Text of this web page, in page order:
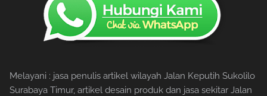
Melayani : jasa penulis artikel wilayah Jalan Keputih Sukolilo
Surabaya Timur, artikel desain produk dan jasa sekitar Jalan